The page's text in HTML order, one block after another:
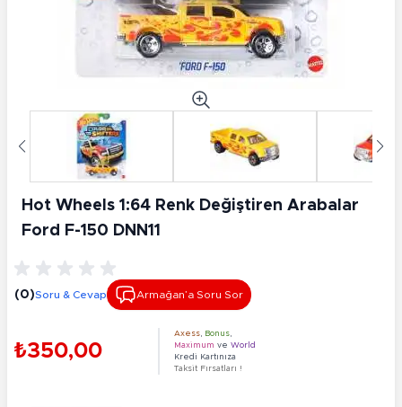
Hot Wheels 1:64 Renk Değiştiren Arabalar
Ford F-150 DNN11
(0)Soru & Cevap Armağan’a Soru Sor
₺350,00
Axess Bonus
Maximum ve World
Kredi Kartınıza
Taksit Fırsatları !